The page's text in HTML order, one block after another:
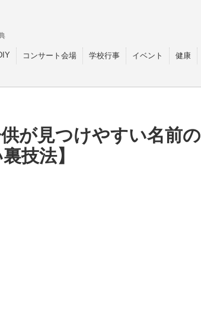
コンサート会場 学校行事 イベント 健康
が見つけやすい名前の
技法】